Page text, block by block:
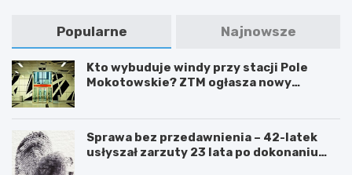
Popularne Najnowsze
Kto wybuduje windy przy stacji Pole
Mokotowskie? ZTM ogłasza nowy
Sprawa bez przedawnienia – 42-latek
usłyszał zarzuty 23 lata po dokonaniu